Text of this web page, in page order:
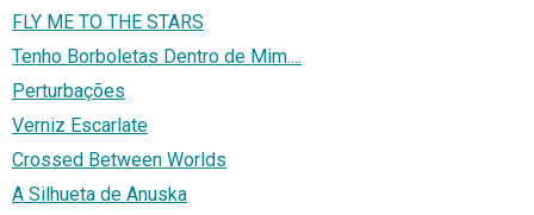
FLY ME TO THE STARS
Tenho Borboletas Dentro de Mim....
Perturbações
Verniz Escarlate
Crossed Between Worlds
A Silhueta de Anuska